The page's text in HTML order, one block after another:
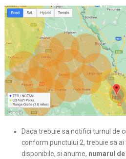
Daca trebuie sa notifici turnul de
conform punctului 2, trebuie sa
disponibile, si anume, numarul